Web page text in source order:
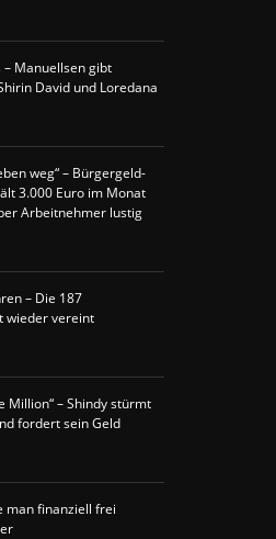
– Manuellsen gibt
David und Loredana
weg“ – Bürgergeld-
3.000 Euro im Monat
Arbeitnehmer lustig
– Die 187
wieder vereint
Million“ – Shindy stürmt
fordert sein Geld
man finanziell frei